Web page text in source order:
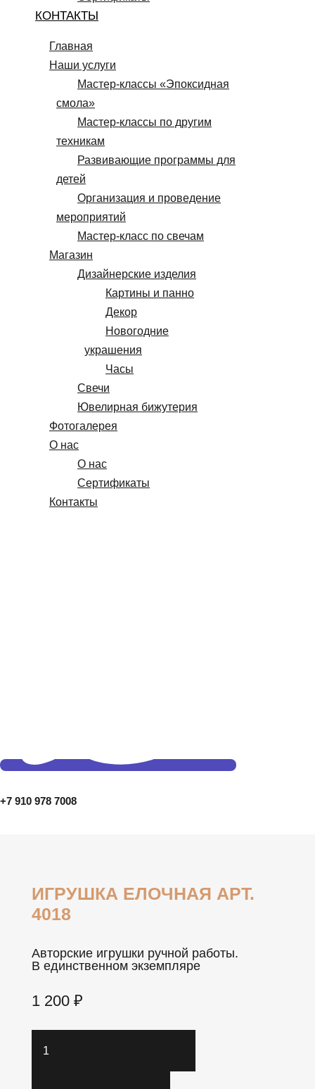
КОНТАКТЫ
Главная
Наши услуги
Мастер-классы «Эпоксидная
смола»
Мастер-классы по другим
техникам
Развивающие программы для
детей
Организация и проведение
мероприятий
Мастер-класс по свечам
Магазин
Дизайнерские изделия
Картины и панно
Декор
Новогодние
украшения
Часы
Свечи
Ювелирная бижутерия
Фотогалерея
О нас
О нас
Сертификаты
Контакты
+7 910 978 7008
ИГРУШКА ЕЛОЧНАЯ АРТ.
4018
Авторские игрушки ручной работы.
В единственном экземпляре
1 200 ₽
товара